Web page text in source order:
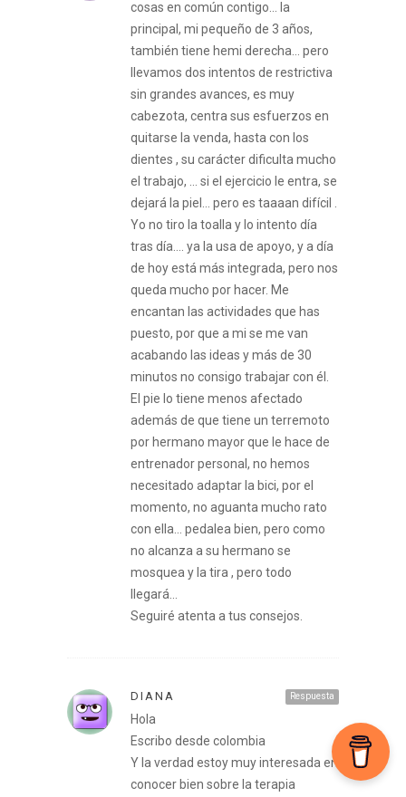
cosas en común contigo… la
principal, mi pequeño de 3 años,
también tiene hemi derecha… pero
llevamos dos intentos de restrictiva
sin grandes avances, es muy
cabezota, centra sus esfuerzos en
quitarse la venda, hasta con los
dientes , su carácter dificulta mucho
el trabajo, … si el ejercicio le entra, se
dejará la piel… pero es taaaan difícil .
Yo no tiro la toalla y lo intento día
tras día…. ya la usa de apoyo, y a día
de hoy está más integrada, pero nos
queda mucho por hacer. Me
encantan las actividades que has
puesto, por que a mi se me van
acabando las ideas y más de 30
minutos no consigo trabajar con él.
El pie lo tiene menos afectado
además de que tiene un terremoto
por hermano mayor que le hace de
entrenador personal, no hemos
necesitado adaptar la bici, por el
momento, no aguanta mucho rato
con ella… pedalea bien, pero como
no alcanza a su hermano se
mosquea y la tira , pero todo
llegará…
Seguiré atenta a tus consejos.
Respuesta
DIANA
Hola
Escribo desde colombia
Y la verdad estoy muy interesada en
conocer bien sobre la terapia